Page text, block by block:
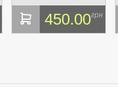
450.00грн